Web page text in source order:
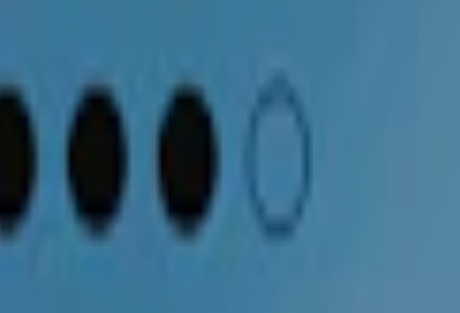
av BAT. Innehåller varken tobak eller nikotin. OBS! Denna
pack 1 103,70 kr 36,79 kr/st 50-pack1 824,50 kr